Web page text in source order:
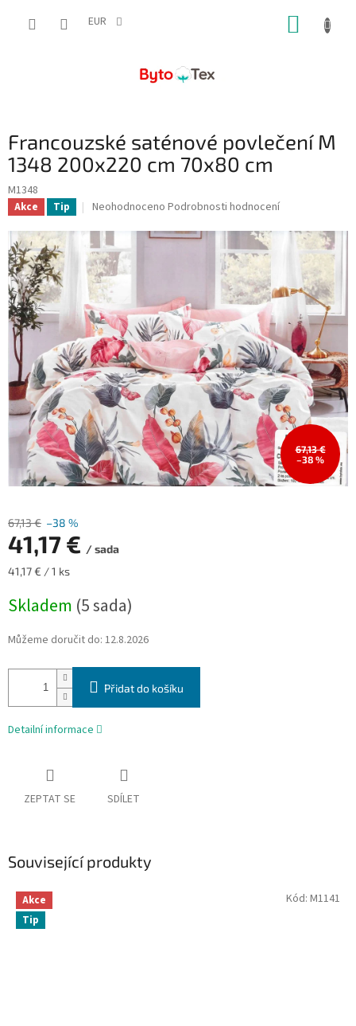
EUR
Francouzské saténové povlečení M
1348 200x220 cm 70x80 cm
M1348
Akce Tip
Průměrné
produktu
je
0,0
z
5
hvězdiček.
Neohodnoceno Podrobnosti hodnocení
67,13 €
–38 %
67,13 € –38 %
41,17 € / sada
Měrná
41,17 € / 1 ks
Skladem (5 sada)
Můžeme doručit do: 12.8.2026
Přidat do košíku
Detailní informace
ZEPTAT SE SDÍLET
Související produkty
Akce
Tip
Kód: M1141